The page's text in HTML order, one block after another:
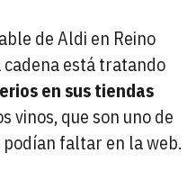
de Aldi en Reino
cadena está tratando
en sus tiendas
vinos, que son uno de
faltar en la web.